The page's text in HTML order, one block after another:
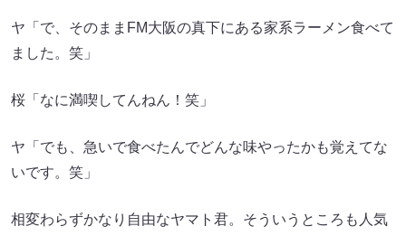
ヤ「で、そのままFM大阪の真下にある家系ラーメン食べて
ました。笑」
桜「なに満喫してんねん！笑」
ヤ「でも、急いで食べたんでどんな味やったかも覚えてな
いです。笑」
相変わらずかなり自由なヤマト君。そういうところも人気